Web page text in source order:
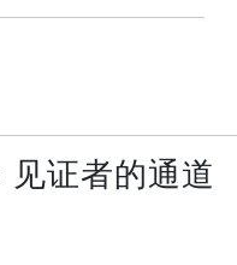
证者的通道